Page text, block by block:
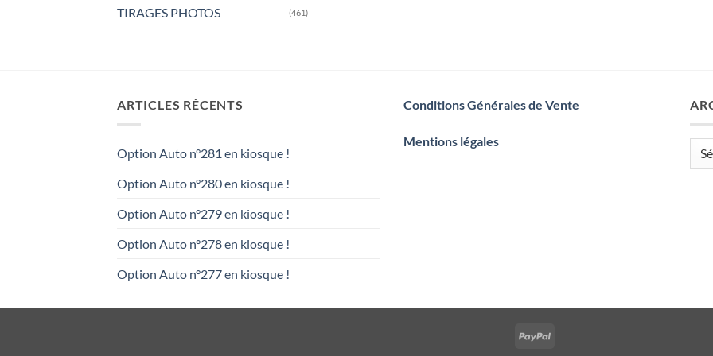
TIRAGES PHOTOS (461)
ARTICLES RÉCENTS
Option Auto n°281 en kiosque !
Option Auto n°280 en kiosque !
Option Auto n°279 en kiosque !
Option Auto n°278 en kiosque !
Option Auto n°277 en kiosque !
Conditions Générales de Vente
Mentions légales
PayPal